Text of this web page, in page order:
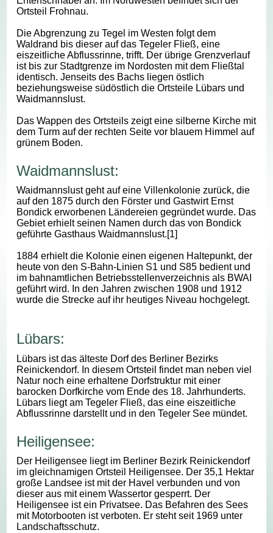
Ortsteil Frohnau.
Die Abgrenzung zu Tegel im Westen folgt dem
Waldrand bis dieser auf das Tegeler Fließ, eine
eiszeitliche Abflussrinne, trifft. Der übrige Grenzverlauf
ist bis zur Stadtgrenze im Nordosten mit dem Fließtal
identisch. Jenseits des Bachs liegen östlich
beziehungsweise südöstlich die Ortsteile Lübars und
Waidmannslust.
Das Wappen des Ortsteils zeigt eine silberne Kirche mit
dem Turm auf der rechten Seite vor blauem Himmel auf
grünem Boden.
Waidmannslust:
Waidmannslust geht auf eine Villenkolonie zurück, die
auf den 1875 durch den Förster und Gastwirt Ernst
Bondick erworbenen Ländereien gegründet wurde. Das
Gebiet erhielt seinen Namen durch das von Bondick
geführte Gasthaus Waidmannslust.[1]
1884 erhielt die Kolonie einen eigenen Haltepunkt, der
heute von den S-Bahn-Linien S1 und S85 bedient und
im bahnamtlichen Betriebsstellenverzeichnis als BWAI
geführt wird. In den Jahren zwischen 1908 und 1912
wurde die Strecke auf ihr heutiges Niveau hochgelegt.
Lübars:
Lübars ist das älteste Dorf des Berliner Bezirks
Reinickendorf. In diesem Ortsteil findet man neben viel
Natur noch eine erhaltene Dorfstruktur mit einer
barocken Dorfkirche vom Ende des 18. Jahrhunderts.
Lübars liegt am Tegeler Fließ, das eine eiszeitliche
Abflussrinne darstellt und in den Tegeler See mündet.
Heiligensee:
Der Heiligensee liegt im Berliner Bezirk Reinickendorf
im gleichnamigen Ortsteil Heiligensee. Der 35,1 Hektar
große Landsee ist mit der Havel verbunden und von
dieser aus mit einem Wassertor gesperrt. Der
Heiligensee ist ein Privatsee. Das Befahren des Sees
mit Motorbooten ist verboten. Er steht seit 1969 unter
Landschaftsschutz.